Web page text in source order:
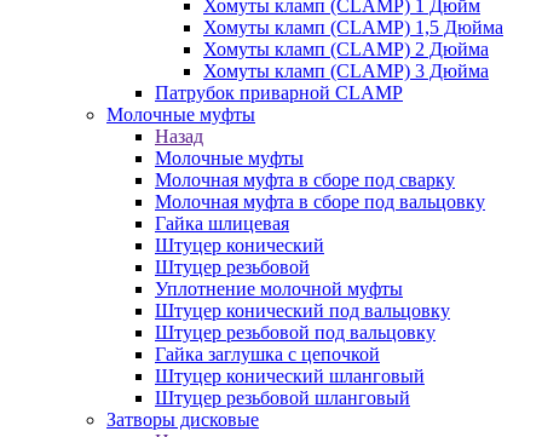
Хомуты кламп (CLAMP) 1 Дюйм
Хомуты кламп (CLAMP) 1,5 Дюйма
Хомуты кламп (CLAMP) 2 Дюйма
Хомуты кламп (CLAMP) 3 Дюйма
Патрубок приварной CLAMP
Молочные муфты
Назад
Молочные муфты
Молочная муфта в сборе под сварку
Молочная муфта в сборе под вальцовку
Гайка шлицевая
Штуцер конический
Штуцер резьбовой
Уплотнение молочной муфты
Штуцер конический под вальцовку
Штуцер резьбовой под вальцовку
Гайка заглушка с цепочкой
Штуцер конический шланговый
Штуцер резьбовой шланговый
Затворы дисковые